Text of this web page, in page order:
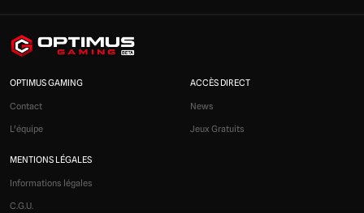
OPTIMUS GAMING
Contact
L'équipe
ACCÈS DIRECT
News
Jeux Gratuits
MENTIONS LÉGALES
Informations légales
C.G.U.